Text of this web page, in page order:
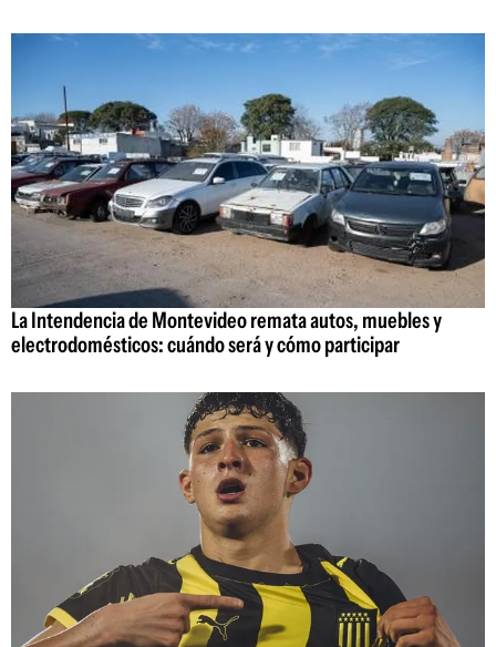
La Intendencia de Montevideo remata autos, muebles y
electrodomésticos: cuándo será y cómo participar